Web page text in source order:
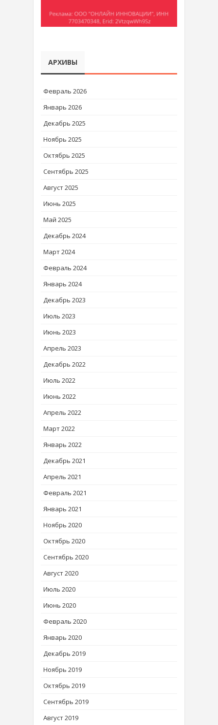
АРХИВЫ
Февраль 2026
Январь 2026
Декабрь 2025
Ноябрь 2025
Октябрь 2025
Сентябрь 2025
Август 2025
Июнь 2025
Май 2025
Декабрь 2024
Март 2024
Февраль 2024
Январь 2024
Декабрь 2023
Июль 2023
Июнь 2023
Апрель 2023
Декабрь 2022
Июль 2022
Июнь 2022
Апрель 2022
Март 2022
Январь 2022
Декабрь 2021
Апрель 2021
Февраль 2021
Январь 2021
Ноябрь 2020
Октябрь 2020
Сентябрь 2020
Август 2020
Июль 2020
Июнь 2020
Февраль 2020
Январь 2020
Декабрь 2019
Ноябрь 2019
Октябрь 2019
Сентябрь 2019
Август 2019